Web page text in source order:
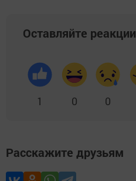
Оставляйте реакции
1 0 0
Расскажите друзьям